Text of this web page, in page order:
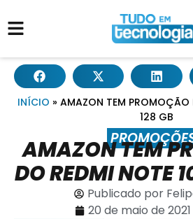
INÍCIO » AMAZON TEM PROMOÇÃO
128 GB
AMAZON TEM
DO REDMI NOTE
Publicado por
20 de maio de 2021